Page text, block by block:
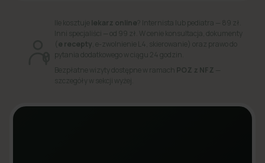
Ile kosztujelekarz online ? Internista lub pediatra — 89 zł.
Inni specjaliści — od 99 zł. W cenie konsultacja, dokumenty
( e recepty , e-zwolnienie L4, skierowanie) oraz prawo do
pytania dodatkowego w ciągu 24 godzin.
Bezpłatne wizyty dostępne w ramach POZ z NFZ
szczegóły w sekcji wyżej.